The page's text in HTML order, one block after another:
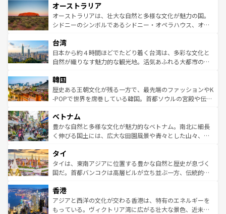
部のニューオーリンズでは、音楽と美食が融合した独特の
文化が魅力。旅行者はアメリカの各地域で異なる魅力を楽
しみながら、その多様性と豊かな歴史を感じることができ
ならではの贅沢な旅のスタイルだ。 なお、新着のアメリカ
情報はコンテンツ一覧を参照してほしい。
ワイ島は見逃せない。また、定番の観光地といえばオアフ
島だが、静かな自然を求めるならマウイ島やカウアイ島が
おすすめ。エメラルドグリーンに輝く海をはじめ、豊かな
れるおもてなしの心で訪れる人々を迎えてくれるハワイの
人々、おいしいローカルフードやハワイアンミュージッ
ク、伝統的なフラダンスなど、すべてがハワイの魅力を彩
ワイを、存分に味わってほしい。 なお、新着のハワイ情報
はコンテンツ一覧を参照してほしい。
オーストラリア
オーストラリアは、壮大な自然と多様な文化が魅力の国。
シドニーのシンボルであるシドニー・オペラハウス、オー
リアリーフや大陸中央部にそびえるウルル（エアーズロッ
ク）、タスマニアの美しい原生林やケアンズの熱帯雨林な
ど、見どころがたくさん。また、カフェやワイン、オージ
いる。アクティビティも充実しており、サーフィンやダイ
ビング、ハイキングなど、アウトドア好きにはたまらな
い。オーストラリアの多彩な魅力を存分に味わいつくそ
参照してほしい。
台湾
日本から約４時間ほどでたどり着く台湾は、多彩な文化と
自然が織りなす魅力的な観光地。活気あふれる大都市の台
ン）、静ひつな山岳地帯である台湾東部など、都市の喧騒
と山間の静けさが共存しており、訪れる人に新しい発見と
驚きをもたらしてくれる。また、奥深い台湾の食文化も魅
容にもいいと評判のスイーツなど、バラエティ豊かな料理
が味わえる。 なお、新着の台湾情報は コンテンツ一覧を参
照してほしい。
韓国
歴史ある王朝文化が残る一方で、最先端のファッションやK
-POPで世界を席巻している韓国。首都ソウルの宮殿や伝統
き、地方に足を延ばせば四季折々の自然美を楽しむことが
できる。そして、キムチや焼肉、絶品のストリートフード
まで、さまざまな韓国料理が待っている。夜には、韓国な
リティに包まれながら、韓国の多彩な魅力を心ゆくまで味
わってみてほしい。 なお、新着の韓国情報はコンテンツ一
覧を参照してほしい。
ベトナム
豊かな自然と多様な文化が魅力的なベトナム。南北に細長
く伸びる国土には、広大な田園風景や青々とした山々、世
急速な発展と共に伝統が息づく。ハノイの古い町並みやホ
ーチミン市のフランス統治時代の建物も、独特の雰囲気を
醸し出している。また、バラエティの豊かさとおいしさで
とつ。フォーやバインミー、ベトナムコーヒーなどは、ぜ
ひ現地で味わいたい。どの地域を訪れてもあたたかい人々
が旅行者を迎えてくれるので、きっと忘れられない旅にな
タイ
タイは、東南アジアに位置する豊かな自然と歴史が息づく
国だ。首都バンコクは高層ビルが立ち並ぶ一方、伝統的な
の活気が交差している。北部ではチェンマイなどの山岳地
帯で自然と触れ合い、南部ではプーケットやクラビの美し
いビーチでリゾート気分を楽しむことができる。タイ料理
香港
アジアと西洋の文化が交わる香港は、特有のエネルギーを
もっている。ヴィクトリア湾に広がる壮大な景色、近未来